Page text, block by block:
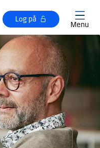
Log på
Menu